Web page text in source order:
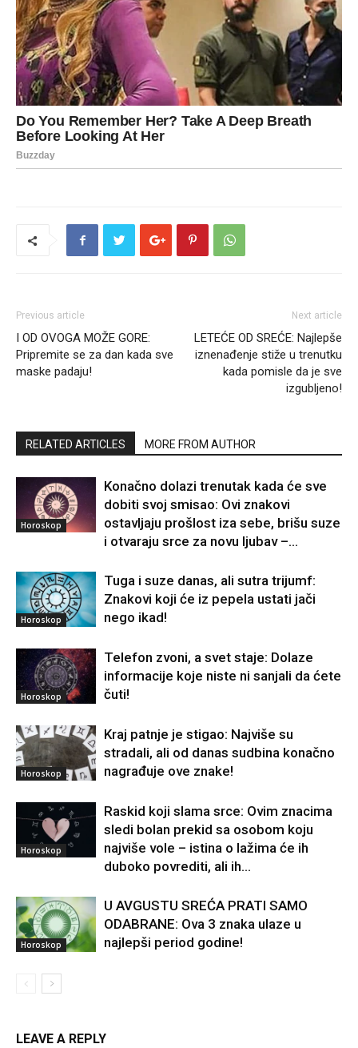
Previous article
I OD OVOGA MOŽE GORE:
Pripremite se za dan kada sve
maske padaju!
Next article
LETEĆE OD SREĆE: Najlepše
iznenađenje stiže u trenutku
kada pomisle da je sve
izgubljeno!
RELATED ARTICLES MORE FROM AUTHOR
Horoskop
Konačno dolazi trenutak kada će sve
dobiti svoj smisao: Ovi znakovi
ostavljaju prošlost iza sebe, brišu suze
i otvaraju srce za novu ljubav –...
Horoskop
Tuga i suze danas, ali sutra trijumf:
Znakovi koji će iz pepela ustati jači
nego ikad!
Horoskop
Telefon zvoni, a svet staje: Dolaze
informacije koje niste ni sanjali da ćete
čuti!
Horoskop
Kraj patnje je stigao: Najviše su
stradali, ali od danas sudbina konačno
nagrađuje ove znake!
Horoskop
Raskid koji slama srce: Ovim znacima
sledi bolan prekid sa osobom koju
najviše vole – istina o lažima će ih
duboko povrediti, ali ih...
Horoskop
U AVGUSTU SREĆA PRATI SAMO
ODABRANE: Ova 3 znaka ulaze u
najlepši period godine!
LEAVE A REPLY